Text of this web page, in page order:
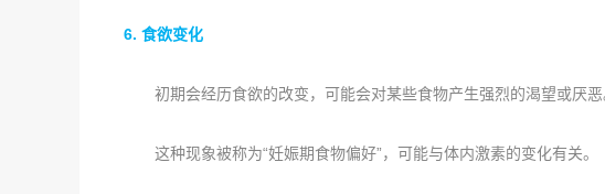
6. 食欲变化
初期会经历食欲的改变，可能会对某些食物产生强烈的渴望或厌恶
这种现象被称为“妊娠期食物偏好”，可能与体内激素的变化有关。